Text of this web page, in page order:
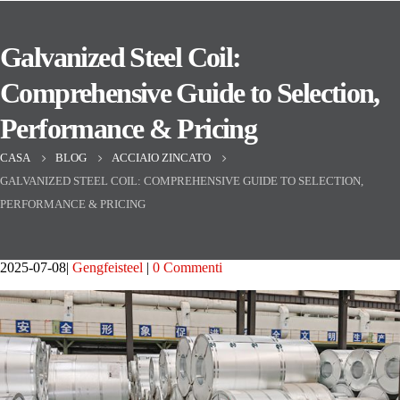
Galvanized Steel Coil:
Comprehensive Guide to Selection,
Performance & Pricing
CASA BLOG
ACCIAIO ZINCATO
GALVANIZED STEEL COIL: COMPREHENSIVE GUIDE TO SELECTION,
PERFORMANCE & PRICING
2025-07-08 Gengfeisteel 0 Commenti